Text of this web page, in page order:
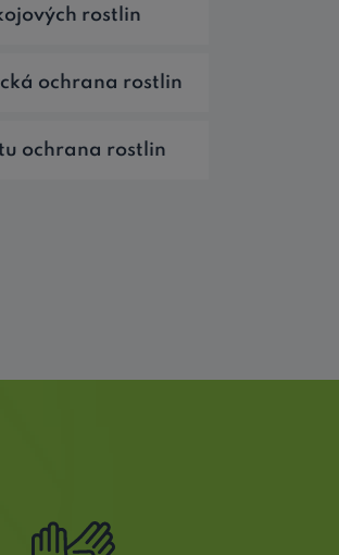
rostlin
ochrana rostlin
ochrana rostlin